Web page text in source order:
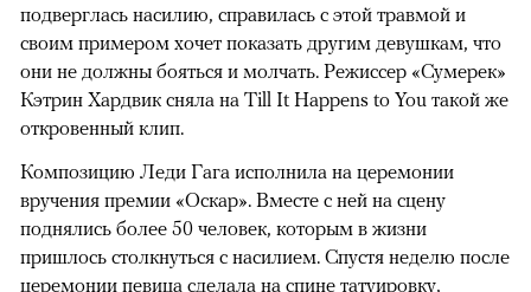
подверглась насилию, справилась с этой травмой и
своим примером хочет показать другим девушкам, что
они не должны бояться и молчать. Режиссер «Сумерек»
Кэтрин Хардвик сняла на Till It Happens to You такой же
откровенный клип.
Композицию Леди Гага исполнила на церемонии
вручения премии «Оскар». Вместе с ней на сцену
поднялись более 50 человек, которым в жизни
пришлось столкнуться с насилием. Спустя неделю после
церемонии певица сделала на спине татуировку,